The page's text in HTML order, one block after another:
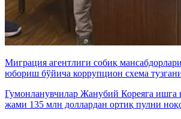
Миграция агентлиги собиқ
юбориш бўйича коррупцион схема
Гумонланувчилар Жанубий Кореяга ишга
жами 135 млн доллардан ортиқ пулни